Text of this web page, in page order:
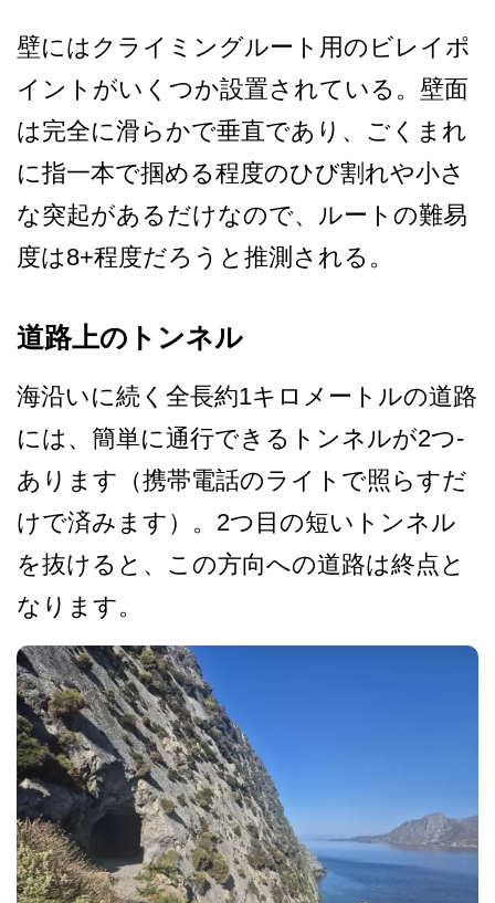
壁にはクライミングルート用­のビレイポ
イントがいくつか設置されている。壁面
は­完全に滑らかで垂直であり、ごくまれ
に指一本で掴め­る程度のひび割れや小さ
な突起があるだけなので、ル­ートの難易
度は8+程度だろうと推測される。
道路上のトンネル
海沿いに続く全長約1キロメ­ートルの道路
には、簡単に通行できるトンネルが2つ­
あります（携帯電話のライトで照らすだ
けで済みます­）。2つ目の短いトンネル
を抜けると、この方向への­道路は終点と
なります。